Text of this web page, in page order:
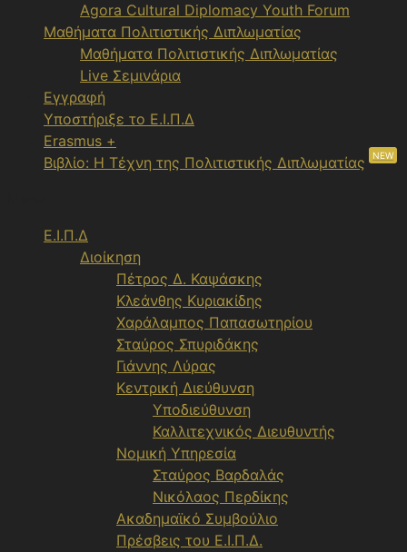
Agora Cultural Diplomacy Youth Forum
Μαθήματα Πολιτιστικής Διπλωματίας
Μαθήματα Πολιτιστικής Διπλωματίας
Live Σεμινάρια
Εγγραφή
Υποστήριξε το Ε.Ι.Π.Δ
Erasmus +
Βιβλίο: Η Τέχνη της Πολιτιστικής Διπλωματίας
NEW
Ε.Ι.Π.Δ
Διοίκηση
Πέτρος Δ. Καψάσκης
Κλεάνθης Κυριακίδης
Χαράλαμπος Παπασωτηρίου
Σταύρος Σπυριδάκης
Γιάννης Λύρας
Κεντρική Διεύθυνση
Υποδιεύθυνση
Καλλιτεχνικός Διευθυντής
Νομική Υπηρεσία
Σταύρος Βαρδαλάς
Νικόλαος Περδίκης
Ακαδημαϊκό Συμβούλιο
Πρέσβεις του Ε.Ι.Π.Δ.